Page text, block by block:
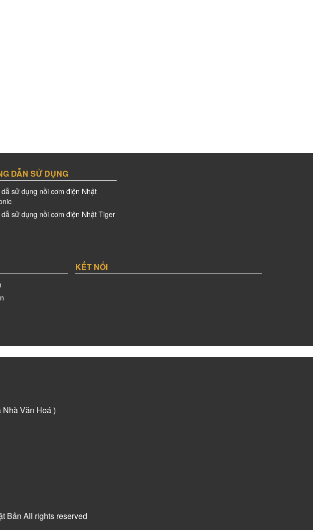
DẪN SỬ DỤNG
sử dụng nồi cơm điện Nhật
sử dụng nồi cơm điện Nhật Tiger
KẾT NỐI
Văn Hoá )
Bản All rights reserved